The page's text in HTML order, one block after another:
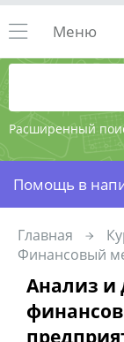
Расширенный
Меню
Помощь в
Главная
Финансовый
Анализ и